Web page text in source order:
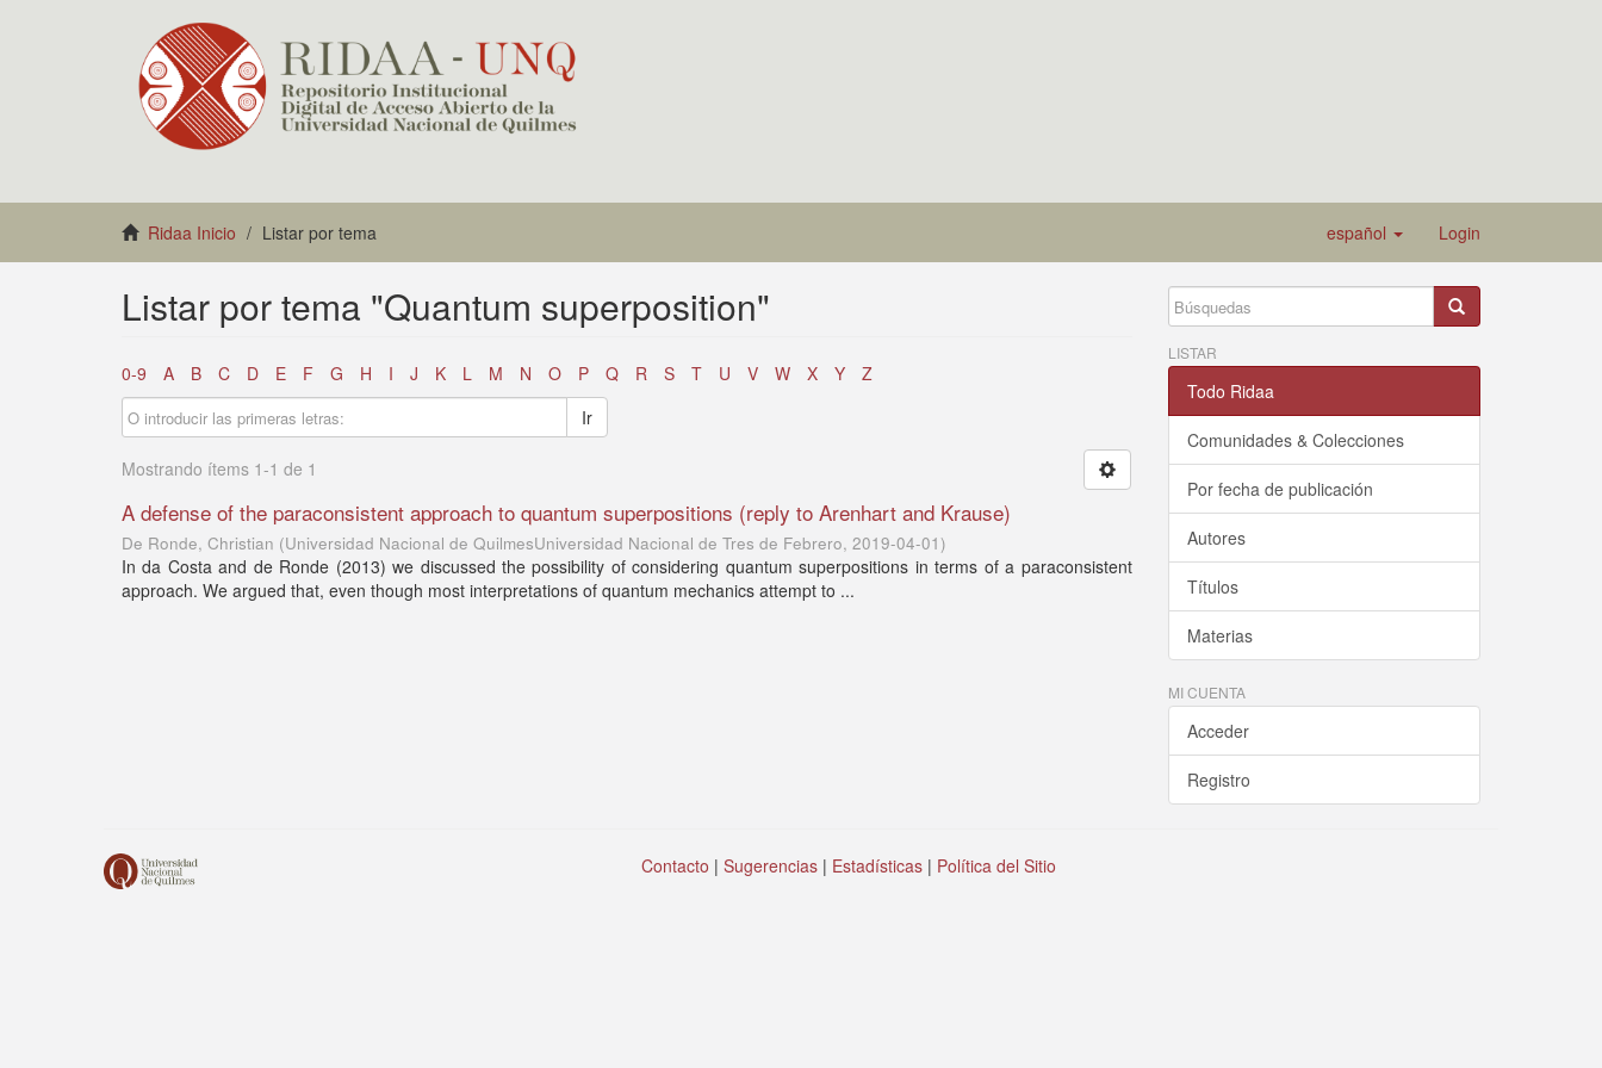
Ridaa Inicio Listar por tema español Login
Listar por tema "Quantum superposition"
0-9 A B C D E F G H I J K L M N O P Q R S T U V W X Y
Z
Ir
Mostrando ítems 1-1 de 1
A defense of the paraconsistent approach to quantum superpositions (reply to Arenhart and Krause)
De Ronde, Christian (Universidad Nacional de QuilmesUniversidad Nacional de Tres de Febrero, 2019-04-01)
In da Costa and de Ronde (2013) we discussed the possibility of considering quantum superpositions in terms of a paraconsistent
approach. We argued that, even though most interpretations of quantum mechanics attempt to ...
LISTAR
Todo Ridaa
Comunidades & Colecciones
Por fecha de publicación
Autores
Títulos
Materias
MI CUENTA
Acceder
Registro
Contacto | Sugerencias| Estadísticas| Política del Sitio